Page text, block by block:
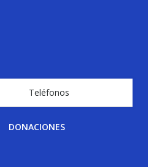
Teléfonos
DONACIONES